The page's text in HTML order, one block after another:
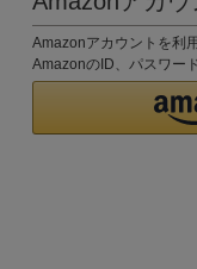
Amazonアカウントを利
AmazonのID、パスワー